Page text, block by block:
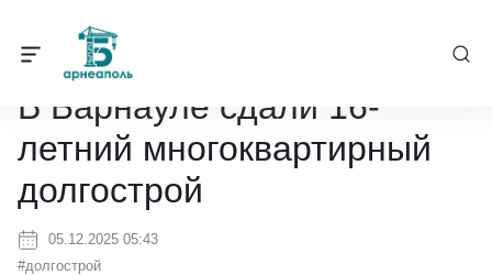
Барнеаполь / В Барнауле сдали 16-летний
В Барнауле сдали 16-
летний многоквартирный
долгострой
05.12.2025 05:43
#долгострой